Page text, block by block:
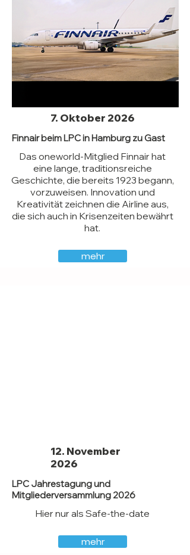
7. Oktober 2026
Finnair beim LPC in Hamburg zu Gast
Das oneworld-Mitglied Finnair hat
eine lange, traditionsreiche
Geschichte, die bereits 1923 begann,
vorzuweisen. Innovation und
Kreativität zeichnen die Airline aus,
die sich auch in Krisenzeiten bewährt
hat.
mehr
12. November
2026
LPC Jahrestagung und
Mitgliederversammlung 2026
Hier nur als Safe-the-date
mehr